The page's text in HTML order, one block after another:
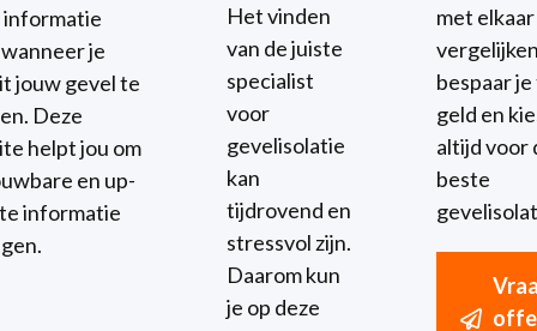
je
jouw gevel te
Deze
helpt jou om
en up-
informatie
Het vinden
van de juiste
specialist
voor
gevelisolatie
kan
tijdrovend en
stressvol zijn.
Daarom kun
je op deze
met
bespaar
geld en
altijd voor
beste